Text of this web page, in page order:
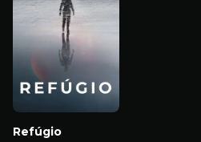
Refúgio